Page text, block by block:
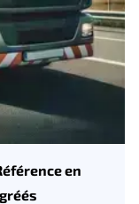
en